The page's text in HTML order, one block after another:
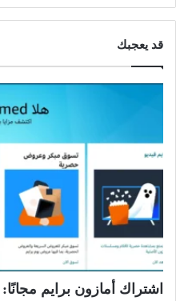
قد يعجبك
اشتراك أمازون برايم مجانًا: